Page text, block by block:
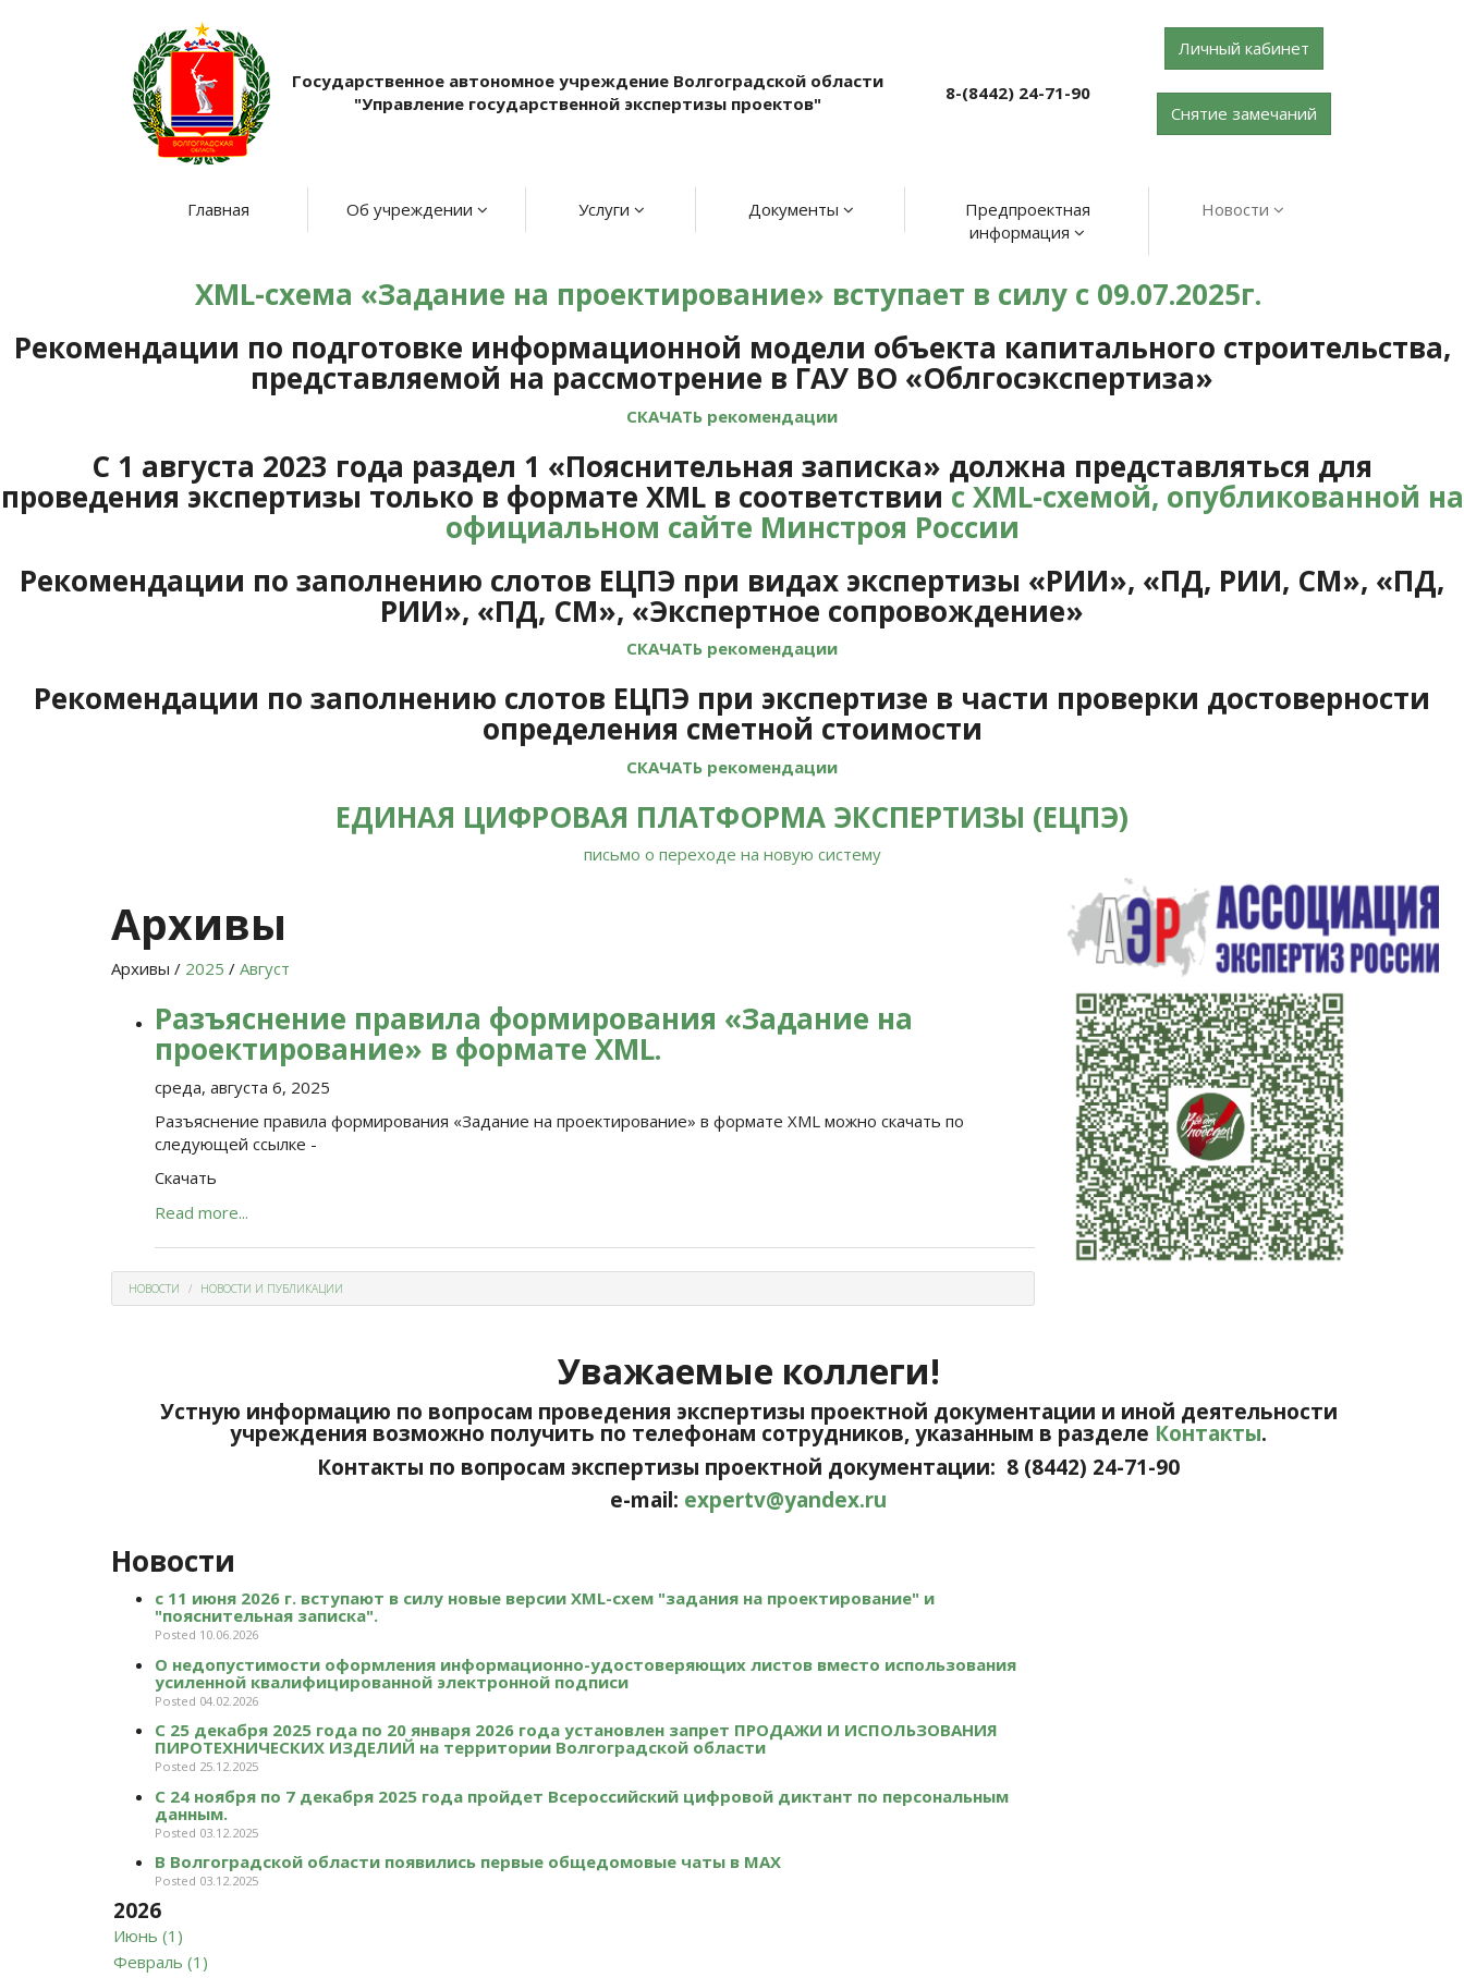
Государственное автономное учреждение Волгоградской области
"Управление государственной экспертизы проектов"
8-(8442) 24-71-90
Личный кабинет
Снятие замечаний
Главная Об учреждении Услуги Документы
Предпроектная
информация
Новости
XML-схема «Задание на проектирование» вступает в силу с 09.07.2025г.
Рекомендации по подготовке информационной модели объекта капитального строительства,
представляемой на рассмотрение в ГАУ ВО «Облгосэкспертиза»
СКАЧАТЬ рекомендации
С 1 августа 2023 года раздел 1 «Пояснительная записка» должна представляться для
проведения экспертизы только в формате XML в соответствиис XML-схемой, опубликованной на
официальном сайте Минстроя России
Рекомендации по заполнению слотов ЕЦПЭ при видах экспертизы «РИИ», «ПД, РИИ, СМ», «ПД,
РИИ», «ПД, СМ», «Экспертное сопровождение»
СКАЧАТЬ рекомендации
Рекомендации по заполнению слотов ЕЦПЭ при экспертизе в части проверки достоверности
определения сметной стоимости
СКАЧАТЬ рекомендации
ЕДИНАЯ ЦИФРОВАЯ ПЛАТФОРМА ЭКСПЕРТИЗЫ (ЕЦПЭ)
письмо о переходе на новую систему
Архивы
Архивы / 2025 / Август
Разъяснение правила формирования «Задание на
проектирование» в формате XML.
среда, августа 6, 2025
Разъяснение правила формирования «Задание на проектирование» в формате XML можно скачать по
следующей ссылке -
Скачать
Read more...
НОВОСТИ НОВОСТИ И ПУБЛИКАЦИИ
Уважаемые коллеги!
Устную информацию по вопросам проведения экспертизы проектной документации и иной деятельности
учреждения возможно получить по телефонам сотрудников, указанным в разделе Контакты.
Контакты по вопросам экспертизы проектной документации: 8 (8442) 24-71-90
e-mail: expertv@yandex.ru
Новости
с 11 июня 2026 г. вступают в силу новые версии XML-схем "задания на проектирование" и
"пояснительная записка".
Posted 10.06.2026
О недопустимости оформления информационно-удостоверяющих листов вместо использования
усиленной квалифицированной электронной подписи
Posted 04.02.2026
С 25 декабря 2025 года по 20 января 2026 года установлен запрет ПРОДАЖИ И ИСПОЛЬЗОВАНИЯ
ПИРОТЕХНИЧЕСКИХ ИЗДЕЛИЙ на территории Волгоградской области
Posted 25.12.2025
С 24 ноября по 7 декабря 2025 года пройдет Всероссийский цифровой диктант по персональным
данным.
Posted 03.12.2025
В Волгоградской области появились первые общедомовые чаты в МАХ
Posted 03.12.2025
2026
Июнь (1)
Февраль (1)